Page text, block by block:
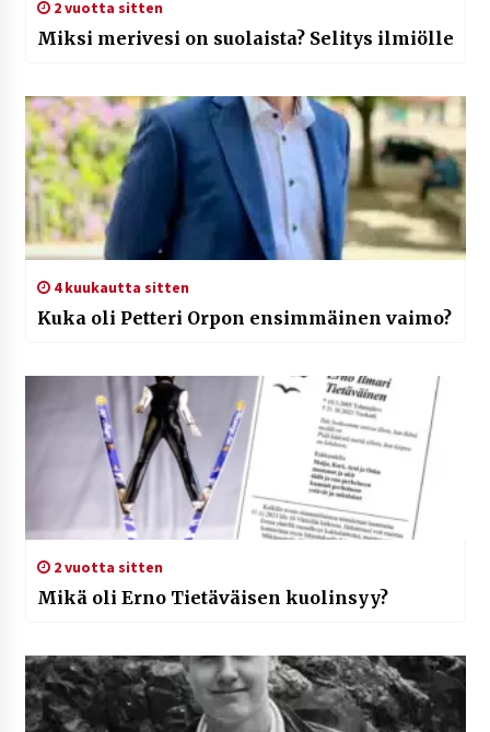
2 vuotta sitten
Miksi merivesi on suolaista? Selitys ilmiölle
4 kuukautta sitten
Kuka oli Petteri Orpon ensimmäinen vaimo?
2 vuotta sitten
Mikä oli Erno Tietäväisen kuolinsyy?